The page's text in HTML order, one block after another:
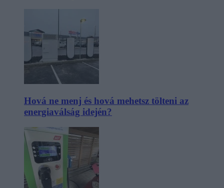
Hová ne menj és hová mehetsz tölteni az
energiaválság idején?